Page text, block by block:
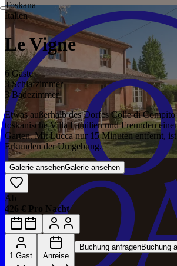
Toskana
Italien
Le Vigne
6 Gäste
3 Schlafzimmer
3 Badezimmer
Etwas außerhalb des Dorfes Colle di
toskanische Villa Familien und Freunden
Garten. Mit Lucca nur 15 Minuten entfernt,
Erkunden der Umgebung.
Galerie ansehenGalerie ansehen
Ab
426 € Pro Nacht
1 Gast Anreise
Buchung anfragenBuchung